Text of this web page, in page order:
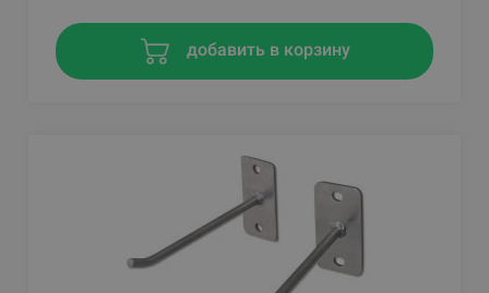
добавить в корзину